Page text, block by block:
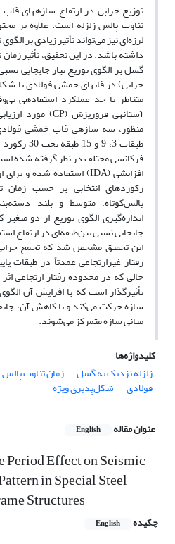
توزیع خرابی در ارتفاع سازه­های
تناوب پالس زلزله است. علاوه بر
لرزه‌ای نیز می‌تواند تأثیر زیادی بر
داشته باشد. در این تحقیق، تأثیر
گسل بر الگوی توزیع نیاز جابجایی
خرابی) در قاب­های خمشی فولادی با
متناظر با حد عملکرد استفاده­ی
آستانه­ی فروریزش (CP) مورد
منظور، سه سازه­ی قاب خمشی
طبقات 3،
فرکانسی مختلف در نظر گرفته شده
افزایشی (IDA) استفاده شده و برای
رکوردهای انتخابی بر حسب
پالس‌کوتاه، متوسط و بلند
اندازه‌گیری الگوی توزیع از دو
جابجایی نسبی بین‌طبقه‌ای در ارتفاع
این تحقیق مشخص شد که تجمع
رفتار غیرارتجاعی عمدتاً در طبقات
حالی که در محدوده رفتار ارتجاعی
تأثیرگذار است که با افزایش آن
سازه حرکت می‌کند و با کاهش آن،
میانی سازه متمرکز می‌شوند.
کلیدواژه‌ها
زلزله‌ نزدیک به گسل
زمان تناوب پالس
فولادی شکل‌پذیری ویژه
عنوان مقاله English
Effect on Seismic
in Special Steel
Structures
چکیده English